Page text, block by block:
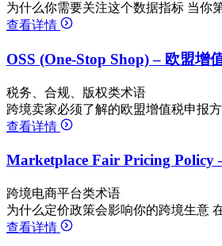
为什么你需要关注这个数据指标 当
查看详情
OSS (One-Stop Shop) – 欧盟增
税务、合规、版权类术语
跨境卖家必须了解的欧盟增值税申报
查看详情
Marketplace Fair Pricing Policy
跨境电商平台类术语
为什么定价政策会影响你的跨境生意
查看详情